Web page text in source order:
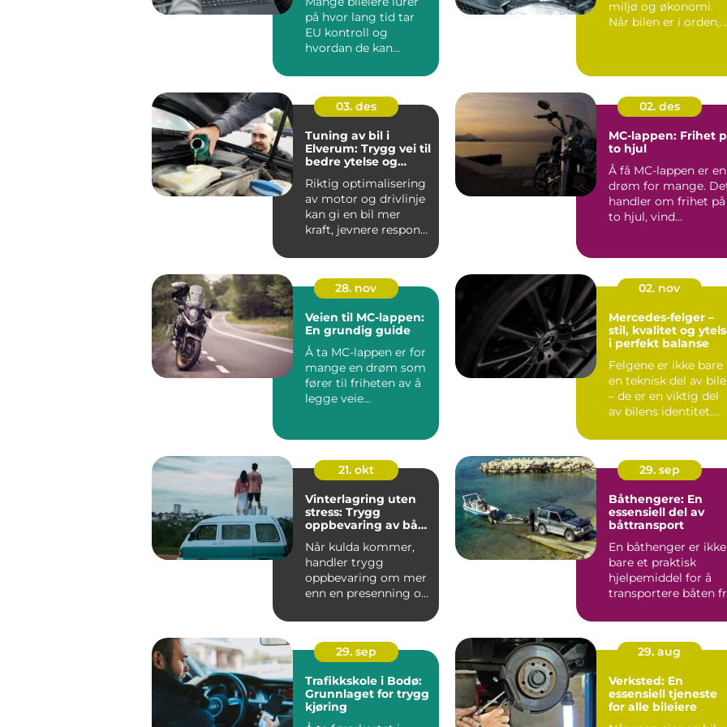
på hvor lang tid tar
EU kontroll og
hvordan de kan
rundt verkst...
miljø og økonomi.
Når bilen er i orden,
03. des
Tuning av bil i
Elverum: Trygg vei til
bedre ytelse og
Riktig optimalisering
av motor og drivlinje
kan gi en bil mer
kraft, jevnere respons
02. des
MC-lappen: Frihet
to hjul
Å få MC-lappen er en
drøm for mange.
handler om frihet på
to hjul, vind...
28. nov
Veien til MC-lappen:
En grundig guide
Å ta MC-lappen er for
mange en drøm som
fører til friheten av å
legge veie...
02. nov
Mercedes-felger –
stil, kvalitet og
i perfekt balanse
Felgene er ikke bare
en teknisk del av
– de er en viktig del
av bilens identitet.
21. okt
Vinterlagring uten
stress: Trygg
oppbevaring av båt
Når kulda kommer,
handler trygg
oppbevaring om mer
enn en presenning og
29. sep
Båthengere: En
essensiell del av
båttransport
En båthenger er ikke
bare et praktisk
hjelpemiddel for å
transportere båten
29. sep
Trafikkskole i Bodø:
Grunnlaget for trygg
kjøring
29. aug
Verksted: En
essensiell tjeneste
for alle bileiere